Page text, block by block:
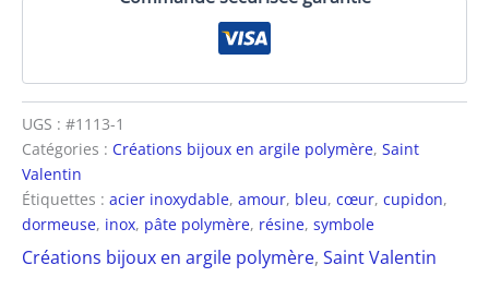
UGS : #1113-1
Catégories : Créations bijoux en argile polymère, Saint
Valentin
Étiquettes : acier inoxydable, amour, bleu, cœur, cupidon,
dormeuse, inox, pâte polymère, résine, symbole
Créations bijoux en argile polymère, Saint Valentin